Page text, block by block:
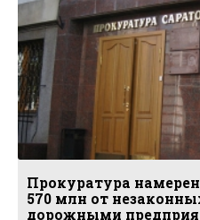
Прокуратура
570 млн от
дорожными